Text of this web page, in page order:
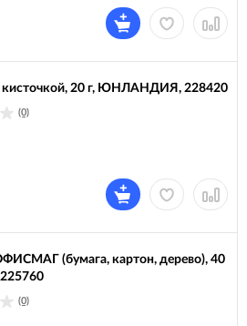
кисточкой, 20 г, ЮНЛАНДИЯ, 228420
(0)
(бумага, картон, дерево), 40
(0)